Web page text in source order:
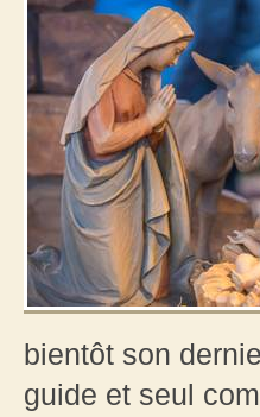
bientôt son
guide et seul